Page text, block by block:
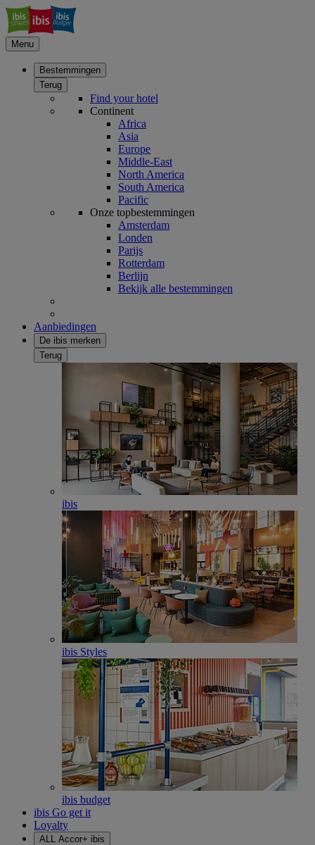
Menu
Bestemmingen
Terug
Find your hotel
Continent
Africa
Asia
Europe
Middle-East
North America
South America
Pacific
Onze topbestemmingen
Amsterdam
Londen
Parijs
Rotterdam
Berlijn
Bekijk alle bestemmingen
Aanbiedingen
De ibis merken
Terug
ibis
ibis Styles
ibis budget
ibis Go get it
Loyalty
ALL Accor+ ibis